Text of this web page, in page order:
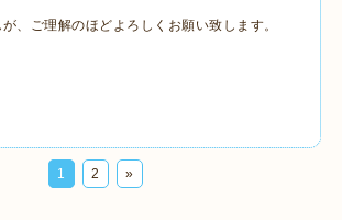
、ご理解のほどよろしくお願い致します。
1 2 »